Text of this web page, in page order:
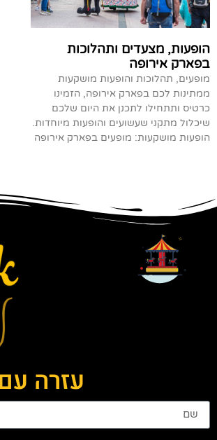
הופעות, מצעדים ותהלוכות
בפארק אירופה
מופעים, תהלוכות והופעות מושקעות
ממתינות לכם בפארק אירופה, הזמינו
כרטיס ותתחילו לתכנן את היום שלכם
שיכלול מתקני שעשועים והופעות מיוחדות.
הופעות מושקעות: מופעים בפארק אירופה
עזרה